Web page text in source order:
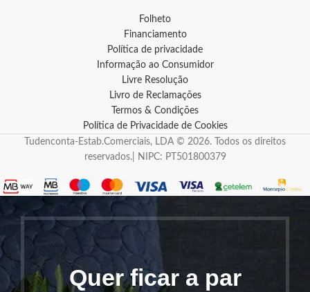
Folheto
Financiamento
Política de privacidade
Informação ao Consumidor
Livre Resolução
Livro de Reclamações
Termos & Condições
Política de Privacidade de Cookies
Tudenconta-Estab.Comerciais, LDA © 2026. Todos os direitos
reservados.| NIPC: PT501800379
Quer ficar a par